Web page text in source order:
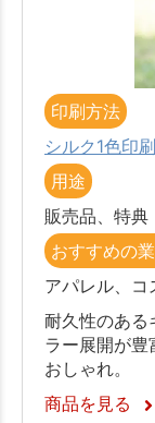
印刷方法
シルク1色印刷
用途
販売品、特典
おすすめの
アパレル、コ
耐久性のある
ラー展開が豊
おしゃれ。
商品を見る